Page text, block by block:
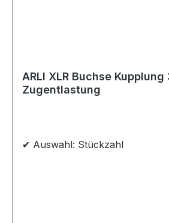
ARLI XLR Buchse
Zugentlastung
✔ Auswahl: Stückzahl